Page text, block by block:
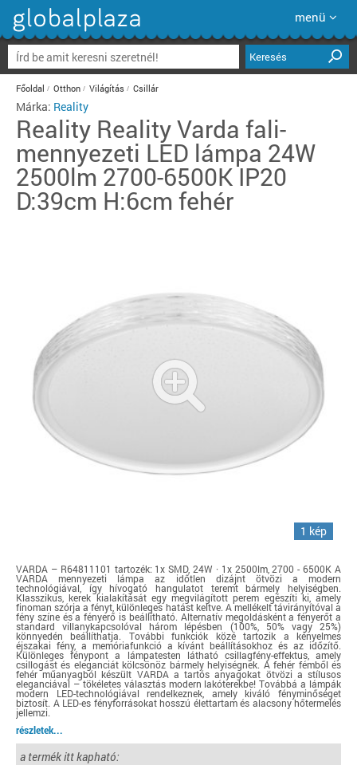
menü
Keresés
Főoldal Otthon Világítás Csillár
Márka: Reality
Reality Reality Varda fali-
mennyezeti LED lámpa 24W
2500lm 2700-6500K IP20
D:39cm H:6cm fehér
1 kép
VARDA – R64811101 tartozék: 1x SMD, 24W · 1x 2500lm, 2700 - 6500K A
VARDA mennyezeti lámpa az időtlen dizájnt ötvözi a modern
technológiával, így hívogató hangulatot teremt bármely helyiségben.
Klasszikus, kerek kialakítását egy megvilágított perem egészíti ki, amely
finoman szórja a fényt, különleges hatást keltve. A mellékelt távirányítóval a
fény színe és a fényerő is beállítható. Alternatív megoldásként a fényerőt a
standard villanykapcsolóval három lépésben (100%, 50% vagy 25%)
könnyedén beállíthatja. További funkciók közé tartozik a kényelmes
éjszakai fény, a memóriafunkció a kívánt beállításokhoz és az időzítő.
Különleges fénypont a lámpatesten látható csillagfény-effektus, amely
csillogást és eleganciát kölcsönöz bármely helyiségnek. A fehér fémből és
fehér műanyagból készült VARDA a tartós anyagokat ötvözi a stílusos
eleganciával – tökéletes választás modern lakóterekbe! Továbbá a lámpák
modern LED-technológiával rendelkeznek, amely kiváló fényminőséget
biztosít. A LED-es fényforrásokat hosszú élettartam és alacsony hőtermelés
jellemzi.
részletek...
a termék itt kapható: